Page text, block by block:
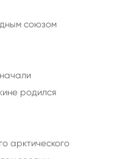
союзом
родился
арктического